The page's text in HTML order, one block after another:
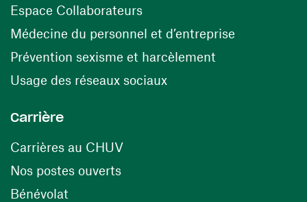
Espace Collaborateurs(ouvre une nouvelle fenêtre)
Médecine du personnel et d’entreprise
Prévention sexisme et harcèlement
Usage des réseaux sociaux(ouvre une nouvelle
Carrière
Carrières au CHUV(ouvre une nouvelle fenêtre)
Nos postes ouverts(ouvre une nouvelle fenêtre)
Bénévolat